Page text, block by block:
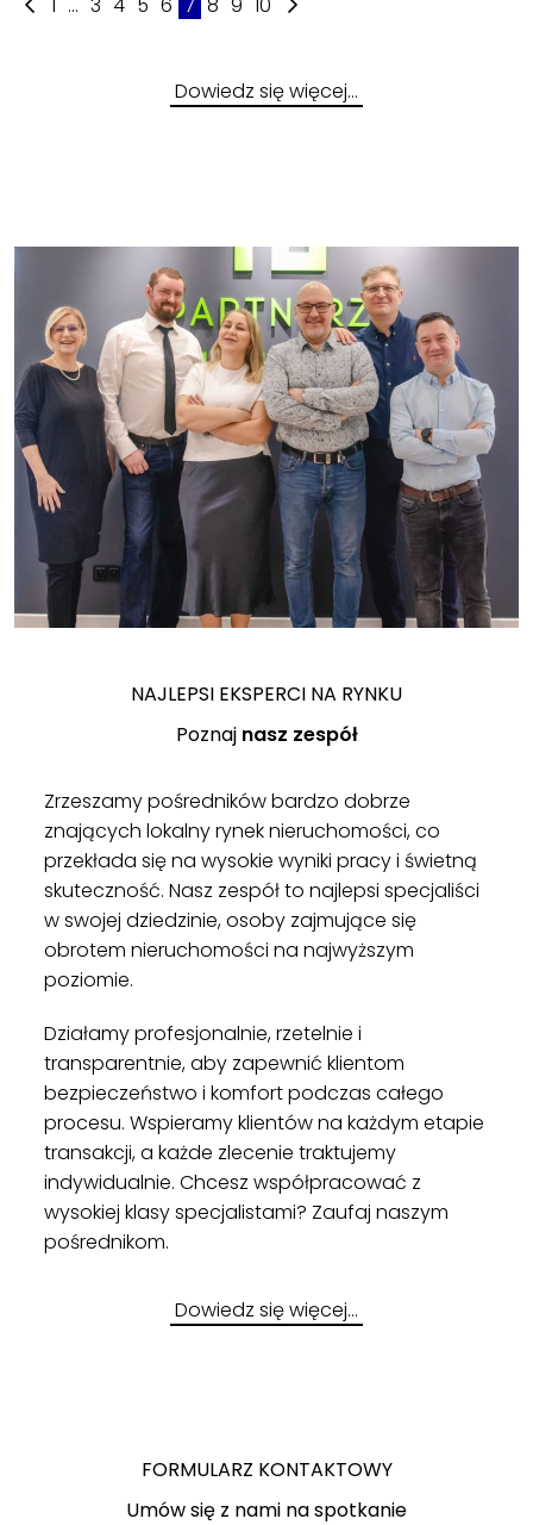
1 ... 3 4 5 6 7 8 9 10
Dowiedz się więcej…
NAJLEPSI EKSPERCI NA RYNKU
Poznaj nasz zespół
Zrzeszamy pośredników bardzo dobrze
znających lokalny rynek nieruchomości, co
przekłada się na wysokie wyniki pracy i świetną
skuteczność. Nasz zespół to najlepsi specjaliści
w swojej dziedzinie, osoby zajmujące się
obrotem nieruchomości na najwyższym
poziomie.
Działamy profesjonalnie, rzetelnie i
transparentnie, aby zapewnić klientom
bezpieczeństwo i komfort podczas całego
procesu. Wspieramy klientów na każdym etapie
transakcji, a każde zlecenie traktujemy
indywidualnie. Chcesz współpracować z
wysokiej klasy specjalistami? Zaufaj naszym
pośrednikom.
Dowiedz się więcej…
FORMULARZ KONTAKTOWY
Umów się z nami na spotkanie